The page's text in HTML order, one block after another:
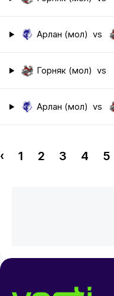
Арлан (мол) vs
Горняк (мол) vs
Арлан (мол) vs
‹ 1 2 3 4 5